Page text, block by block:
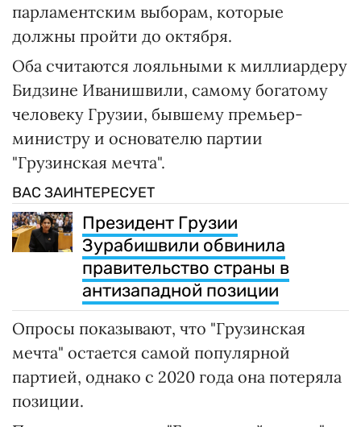
парламентским выборам, которые
должны пройти до октября.
Оба считаются лояльными к миллиардеру
Бидзине Иванишвили, самому богатому
человеку Грузии, бывшему премьер-
министру и основателю партии
"Грузинская мечта".
ВАС ЗАИНТЕРЕСУЕТ
Президент Грузии
Зурабишвили обвинила
правительство страны в
антизападной позиции
Опросы показывают, что "Грузинская
мечта" остается самой популярной
партией, однако с 2020 года она потеряла
позиции.